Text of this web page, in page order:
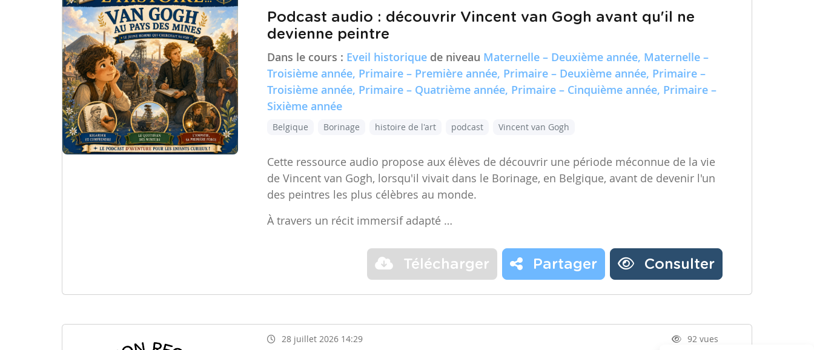
Podcast audio : découvrir Vincent van Gogh avant qu'il ne
devienne peintre
Dans le cours : Eveil historique de niveau Maternelle – Deuxième année, Maternelle –
Troisième année, Primaire – Première année, Primaire – Deuxième année, Primaire –
Troisième année, Primaire – Quatrième année, Primaire – Cinquième année, Primaire –
Sixième année
Belgique Borinage histoire de l'art podcast Vincent van Gogh
Cette ressource audio propose aux élèves de découvrir une période méconnue de la vie
de Vincent van Gogh, lorsqu'il vivait dans le Borinage, en Belgique, avant de devenir l'un
des peintres les plus célèbres au monde.
À travers un récit immersif adapté …
Télécharger Partager Consulter
28 juillet 2026 14:29 92 vues